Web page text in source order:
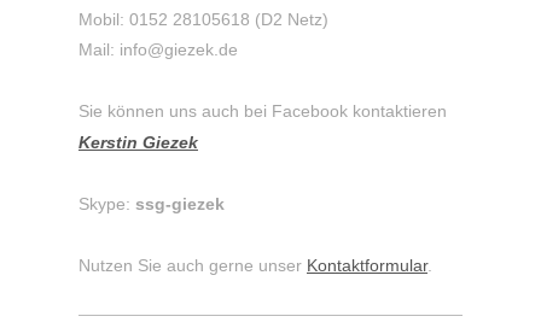
Mobil: 0152 28105618 (D2 Netz)
Mail: info@giezek.de
Sie können uns auch bei Facebook kontaktieren
Kerstin Giezek
Skype: ssg-giezek
Nutzen Sie auch gerne unser Kontaktformular.